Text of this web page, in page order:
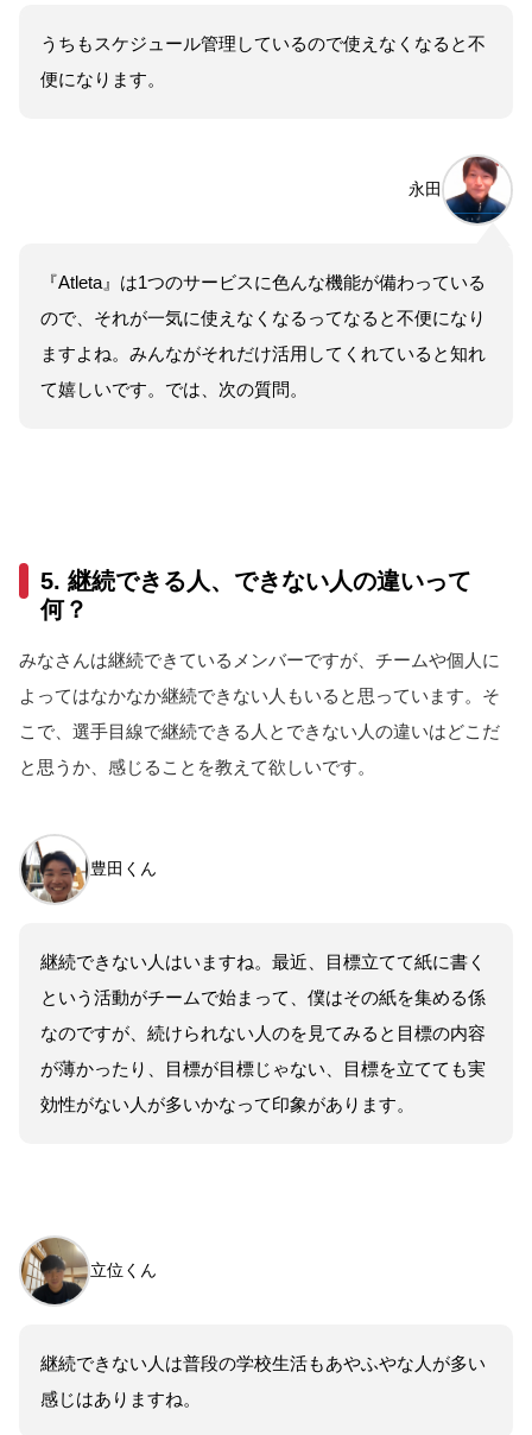
うちもスケジュール管理しているので使えなくなると不
便になります。
『Atleta』は1つのサービスに色んな機能が備わっている
ので、それが一気に使えなくなるってなると不便になり
ますよね。みんながそれだけ活用してくれていると知れ
て嬉しいです。では、次の質問。
永田
5. 継続できる人、できない人の違いって
何？
みなさんは継続できている メンバーですが、チームや個人に
よってはなかなか継続できない人もいると思っています。そ
こで、選手目線で継続できる人とできない人の違いはどこだ
と思うか、感じることを教えて欲しいです。
継続できない人はいますね。最近、目標立てて紙に書く
という活動がチームで始まって、僕はその紙を集める係
なのですが、続けられない人のを見てみると目標の内容
が薄かったり、目標が目標じゃない、目標を立てても実
効性がない人が多いかなって印象があります。
豊田くん
継続できない人は普段の学校生活もあやふやな人が多い
感じはありますね。
立位くん